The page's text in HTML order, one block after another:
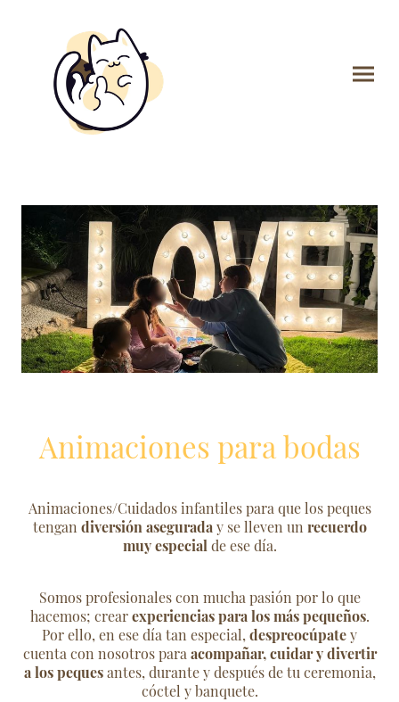
Animaciones para bodas
Animaciones/Cuidados infantiles para que los peques
tengan diversión aseguraday se lleven un recuerdo
muy especial de ese día.
Somos profesionales con mucha pasión por lo que
hacemos; crearexperiencias para los más pequeños.
Por ello, en ese día tan especial, despreocúpatey
cuenta con nosotros para acompañar, cuidar y divertir
a los pequesantes, durante y después de tu ceremonia,
cóctel y banquete.